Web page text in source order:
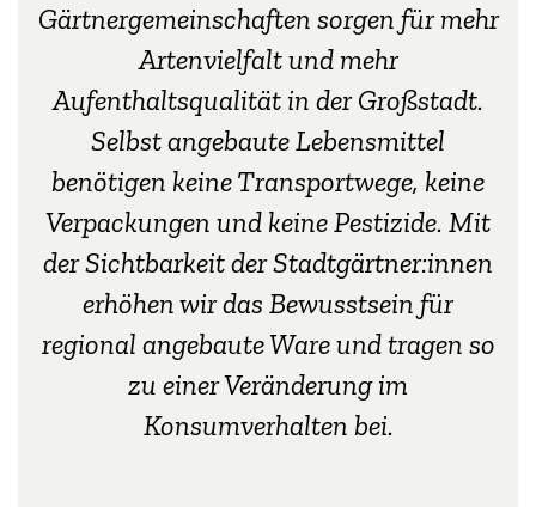
Gärtnergemeinschaften sorgen für mehr
Artenvielfalt und mehr
Aufenthaltsqualität in der Großstadt.
Selbst angebaute Lebensmittel
benötigen keine Transportwege, keine
Verpackungen und keine Pestizide. Mit
der Sichtbarkeit der Stadtgärtner:innen
erhöhen wir das Bewusstsein für
regional angebaute Ware und tragen so
zu einer Veränderung im
Konsumverhalten bei.